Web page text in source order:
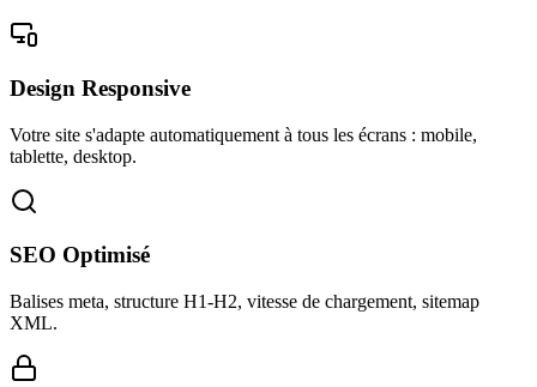
Design Responsive
Votre site s'adapte automatiquement à tous les écrans : mobile,
tablette, desktop.
SEO Optimisé
Balises meta, structure H1-H2, vitesse de chargement, sitemap
XML.